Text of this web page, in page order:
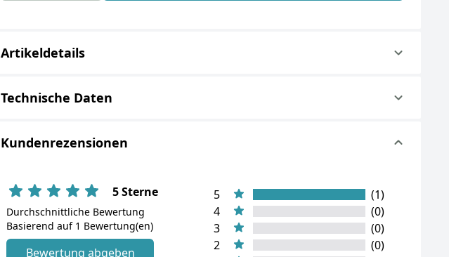
Artikeldetails
Technische Daten
Kundenrezensionen
5 Sterne
Durchschnittliche Bewertung
Basierend auf 1 Bewertung(en)
Bewertung abgeben
5
(1)
4
(0)
3
(0)
2
(0)